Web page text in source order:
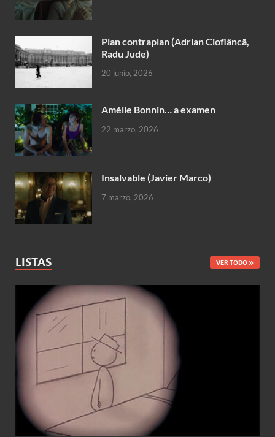
Plan contraplan (Adrian Cioflâncã,
Radu Jude)
20 junio, 2026
Amélie Bonnin… a examen
22 marzo, 2026
Insalvable (Javier Marco)
7 marzo, 2026
LISTAS VER TODO